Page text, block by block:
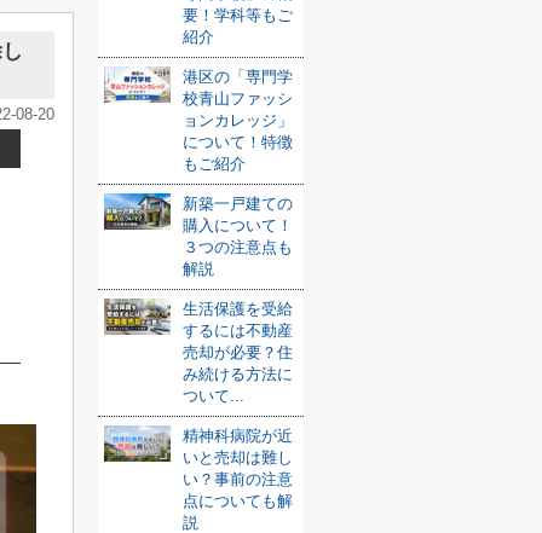
08-20
要！学科等もご
紹介
港区の「専門学
校青山ファッシ
ョンカレッジ」
について！特徴
もご紹介
新築一戸建ての
購入について！
３つの注意点も
解説
生活保護を受給
するには不動産
売却が必要？住
み続ける方法に
ついて...
精神科病院が近
いと売却は難し
い？事前の注意
点についても解
説